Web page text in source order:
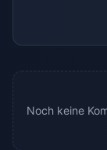
Noch keine